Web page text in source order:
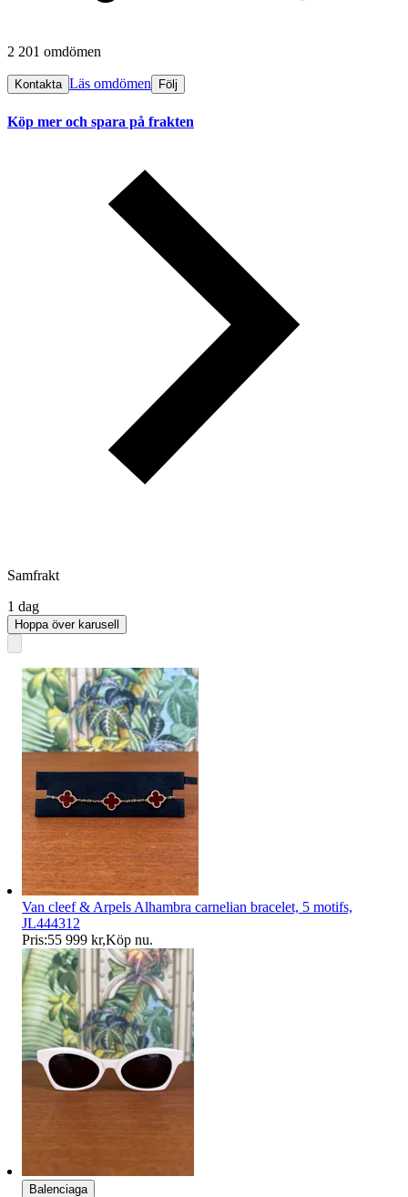
2 201 omdömen
Kontakta Läs omdömen Följ
Köp mer och spara på frakten
Samfrakt
1 dag
Hoppa över karusell
Van cleef & Arpels Alhambra carnelian bracelet, 5 motifs,
JL444312
Pris:55 999 kr,Köp nu.
Balenciaga